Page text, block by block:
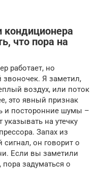
кондиционера
что пора на
работает, но
Я заметил,
воздух, или поток
это явный признак
и посторонние шумы –
указывать на утечку
Запах из
он говорит о
Если вы заметили
задуматься о